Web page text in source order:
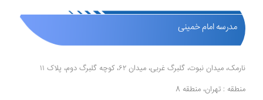
مدرسه امام خمینی
نارمک، میدان نبوت، گلبرگ غربی، میدان ۶۲، کوچه گلبرگ دوم، پلاک ۱۱
منطقه : تهران، منطقه 8